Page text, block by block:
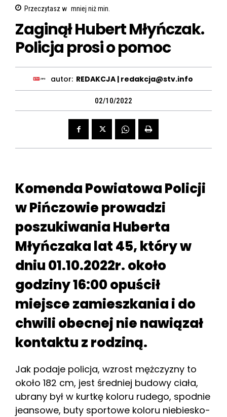
Przeczytasz w mniej niżmin.
Zaginął Hubert Młyńczak.
Policja prosi o pomoc
autor: REDAKCJA | redakcja@stv.info
02/10/2022
Komenda Powiatowa Policji
w Pińczowie prowadzi
poszukiwania Huberta
Młyńczaka lat 45, który w
dniu 01.10.2022r. około
godziny 16:00 opuścił
miejsce zamieszkania i do
chwili obecnej nie nawiązał
kontaktu z rodziną.
Jak podaje policja, wzrost mężczyzny to
około 182 cm, jest średniej budowy ciała,
ubrany był w kurtkę koloru rudego, spodnie
jeansowe, buty sportowe koloru niebiesko-